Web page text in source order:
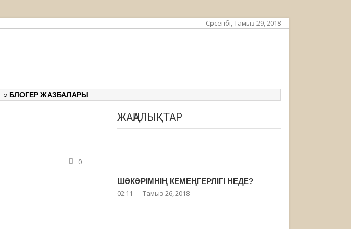
Сәрсенбі, Тамыз 29, 2018
○ БЛОГЕР ЖАЗБАЛАРЫ
0
ЖАҢАЛЫҚТАР
ШӘКӘРІМНІҢ КЕМЕҢГЕРЛІГІ НЕДЕ?
02:11 Тамыз 26, 2018